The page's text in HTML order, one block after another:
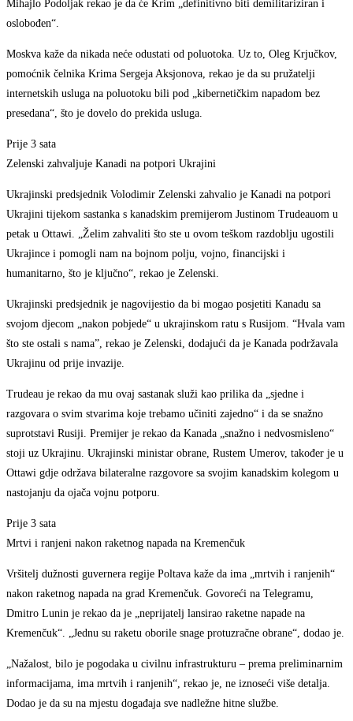
Mihajlo Podoljak rekao je da će Krim „definitivno biti demilitariziran i
oslobođen“.
Moskva kaže da nikada neće odustati od poluotoka. Uz to, Oleg Krjučkov,
pomoćnik čelnika Krima Sergeja Aksjonova, rekao je da su pružatelji
internetskih usluga na poluotoku bili pod „kibernetičkim napadom bez
presedana“, što je dovelo do prekida usluga.
Prije 3 sata
Zelenski zahvaljuje Kanadi na potpori Ukrajini
Ukrajinski predsjednik Volodimir Zelenski zahvalio je Kanadi na potpori
Ukrajini tijekom sastanka s kanadskim premijerom Justinom Trudeauom u
petak u Ottawi. „Želim zahvaliti što ste u ovom teškom razdoblju ugostili
Ukrajince i pomogli nam na bojnom polju, vojno, financijski i
humanitarno, što je ključno“, rekao je Zelenski.
Ukrajinski predsjednik je nagovijestio da bi mogao posjetiti Kanadu sa
svojom djecom „nakon pobjede“ u ukrajinskom ratu s Rusijom. “Hvala vam
što ste ostali s nama”, rekao je Zelenski, dodajući da je Kanada podržavala
Ukrajinu od prije invazije.
Trudeau je rekao da mu ovaj sastanak služi kao prilika da „sjedne i
razgovara o svim stvarima koje trebamo učiniti zajedno“ i da se snažno
suprotstavi Rusiji. Premijer je rekao da Kanada „snažno i nedvosmisleno“
stoji uz Ukrajinu. Ukrajinski ministar obrane, Rustem Umerov, također je u
Ottawi gdje održava bilateralne razgovore sa svojim kanadskim kolegom u
nastojanju da ojača vojnu potporu.
Prije 3 sata
Mrtvi i ranjeni nakon raketnog napada na Kremenčuk
Vršitelj dužnosti guvernera regije Poltava kaže da ima „mrtvih i ranjenih“
nakon raketnog napada na grad Kremenčuk. Govoreći na Telegramu,
Dmitro Lunin je rekao da je „neprijatelj lansirao raketne napade na
Kremenčuk“. „Jednu su raketu oborile snage protuzračne obrane“, dodao je.
„Nažalost, bilo je pogodaka u civilnu infrastrukturu – prema preliminarnim
informacijama, ima mrtvih i ranjenih“, rekao je, ne iznoseći više detalja.
Dodao je da su na mjestu događaja sve nadležne hitne službe.